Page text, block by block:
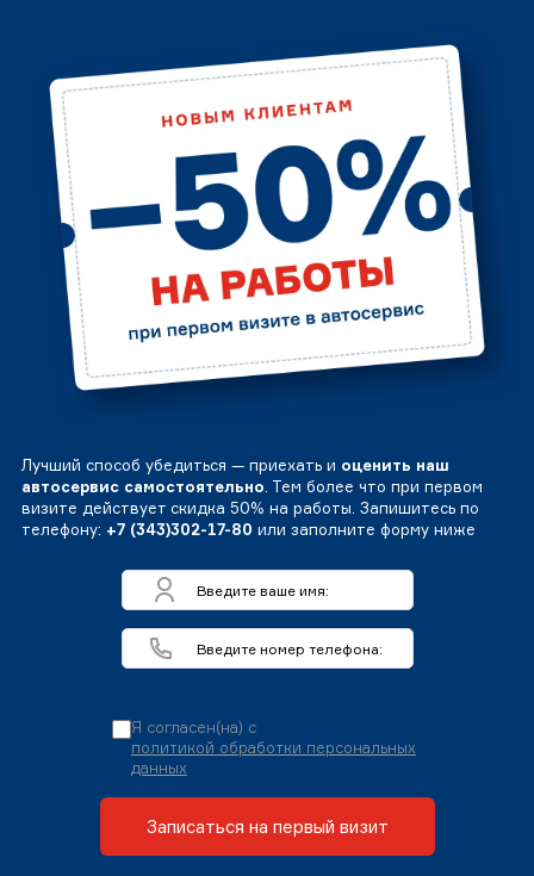
Лучший способ убедиться — приехать и оценить наш
автосервис самостоятельно. Тем более что при первом
визите действует скидка 50% на работы. Запишитесь по
телефону: +7 (343)302-17-80 или заполните форму ниже
Я согласен(на) с
политикой обработки персональных
данных
Записаться на первый визит